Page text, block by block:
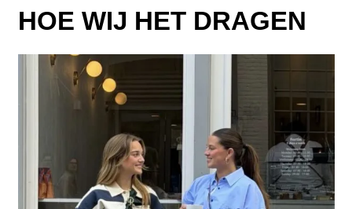
/
Polo
Stripes
HOE WIJ HET DRAGEN